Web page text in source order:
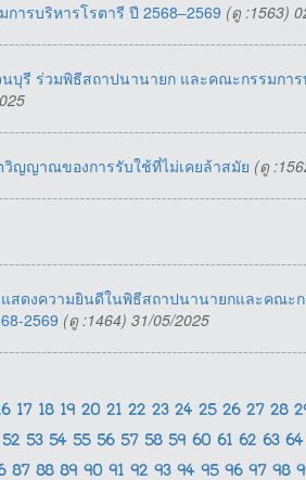
ารบริหารโรตารี ปี 2568–2569 (ดู :1563)
บุรี ร่วมพิธีสถาปนานายก และคณะกรรมกา
วิญญาณของการรับใช้ที่ไม่เคยล้าสมัย (ดู
สดงความยินดีในพิธีสถาปนานายกและคณะ
2569 (ดู :1464) 31/05/2025
17 18 19 20 21 22 23 24 25 26 27 28
52 53 54 55 56 57 58 59 60 61 62 63 64
87 88 89 90 91 92 93 94 95 96 97 98